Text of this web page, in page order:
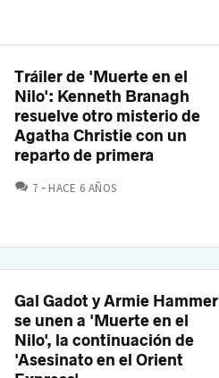
Tráiler de 'Muerte en el
Nilo': Kenneth Branagh
resuelve otro misterio de
Agatha Christie con un
reparto de primera
7 COMENTARIOS
HACE 6 AÑOS
Gal Gadot y Armie Hammer
se unen a 'Muerte en el
Nilo', la continuación de
'Asesinato en el Orient